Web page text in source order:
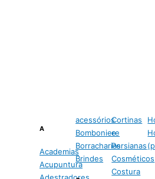
A
Academias
Acupuntura
acessórios
Bomboniere
Borracharias
Brindes
Cortinas
e
Persianas
Cosméticos
Costura